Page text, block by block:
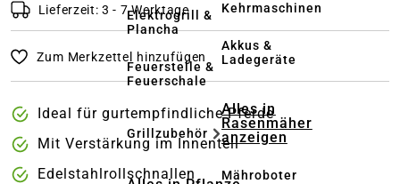
Elektrogrill &
Plancha
Feuerstelle &
Feuerschale
Grillzubehör
Kehrmaschinen
Akkus &
Ladegeräte
Alles in
Rasenmäher
anzeigen
Mähroboter
Lieferzeit: 3 - 7 Werktage
Zum Merkzettel hinzufügen
Ideal für gurtempfindliche Pferde
Mit Verstärkung im Innenteil
Edelstahlrollschnallen